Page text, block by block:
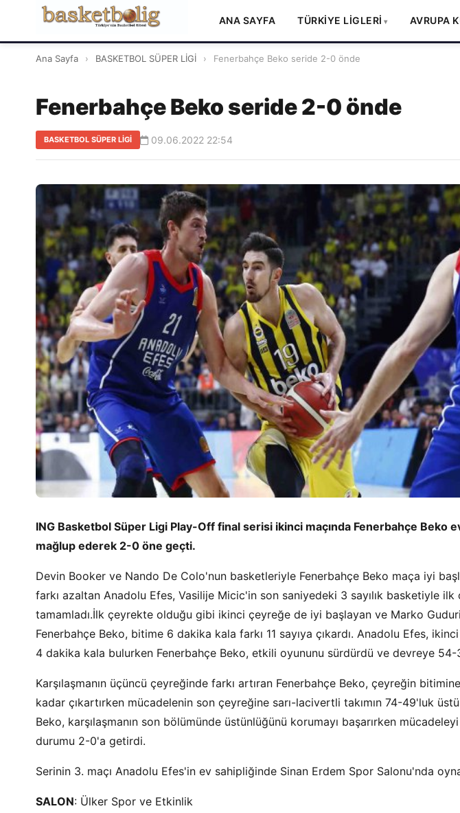
ANA SAYFA TÜRKİYE LİGLERİ AVRUPA
Ana Sayfa › BASKETBOL SÜPER LİGİ › Fenerbahçe Beko seride 2-0 önde
Fenerbahçe Beko seride 2-0 önde
BASKETBOL SÜPER LİGİ 09.06.2022 22:54
ING Basketbol Süper Ligi Play-Off final serisi ikinci maçında Fenerbahçe Beko
mağlup ederek 2-0 öne geçti.
Devin Booker ve Nando De Colo'nun basketleriyle Fenerbahçe Beko maça iyi
farkı azaltan Anadolu Efes, Vasilije Micic'in son saniyedeki 3 sayılık basketiyle
tamamladı.İlk çeyrekte olduğu gibi ikinci çeyreğe de iyi başlayan ve Marko
Fenerbahçe Beko, bitime 6 dakika kala farkı 11 sayıya çıkardı. Anadolu Efes,
4 dakika kala bulurken Fenerbahçe Beko, etkili oyununu sürdürdü ve devreye
Karşılaşmanın üçüncü çeyreğinde farkı artıran Fenerbahçe Beko, çeyreğin
kadar çıkartırken mücadelenin son çeyreğine sarı-lacivertli takımın 74-49'luk
Beko, karşılaşmanın son bölümünde üstünlüğünü korumayı başarırken
durumu 2-0'a getirdi.
Serinin 3. maçı Anadolu Efes'in ev sahipliğinde Sinan Erdem Spor Salonu'nda
SALON: Ülker Spor ve Etkinlik